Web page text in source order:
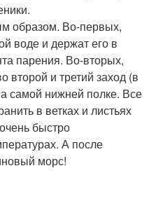
образом. Во-первых,
воде и держат его в
парения. Во-вторых,
второй и третий заход (в
самой нижней полке. Все
в ветках и листьях
быстро
А после
морс!